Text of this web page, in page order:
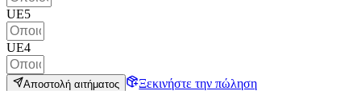
UE5
UE4
Αποστολή αιτήματος
Ξεκινήστε την πώληση